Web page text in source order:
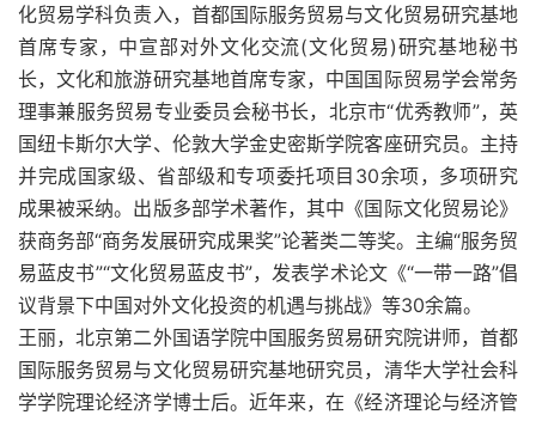
化贸易学科负责入，首都国际服务贸易与文化贸易研究基地
首席专家，中宣部对外文化交流(文化贸易)研究基地秘书
长，文化和旅游研究基地首席专家，中国国际贸易学会常务
理事兼服务贸易专业委员会秘书长，北京市“优秀教师”，英
国纽卡斯尔大学、伦敦大学金史密斯学院客座研究员。主持
并完成国家级、省部级和专项委托项目30余项，多项研究
成果被采纳。出版多部学术著作，其中《国际文化贸易论》
获商务部“商务发展研究成果奖”论著类二等奖。主编“服务贸
易蓝皮书”“文化贸易蓝皮书”，发表学术论文《“一带一路”倡
议背景下中国对外文化投资的机遇与挑战》等30余篇。
王丽，北京第二外国语学院中国服务贸易研究院讲师，首都
国际服务贸易与文化贸易研究基地研究员，清华大学社会科
学学院理论经济学博士后。近年来，在《经济理论与经济管